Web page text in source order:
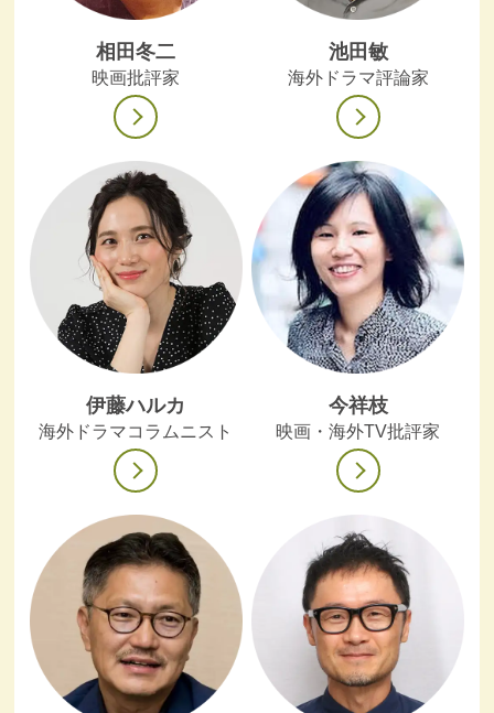
相田冬二
映画批評家
池田敏
海外ドラマ評論家
伊藤ハルカ
海外ドラマコラムニスト
今祥枝
映画・海外TV批評家